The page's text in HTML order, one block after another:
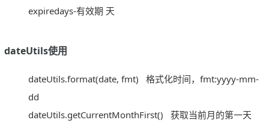
expiredays-有效期 天
dateUtils使用
dateUtils.format(date, fmt)
格式化时间，fmt:yyyy-mm-
dd
dateUtils.getCurrentMonthFirst()
获取当前月的第一天